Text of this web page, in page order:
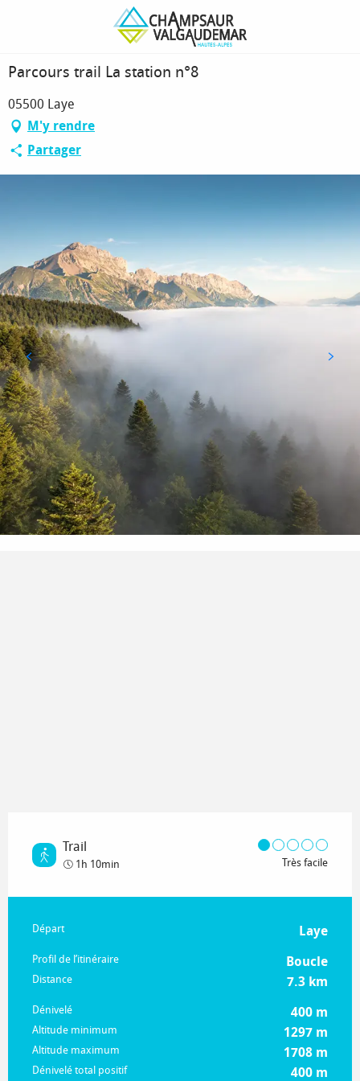
principal
Parcours trail La station n°8
Parcours trail La station n°8
05500 Laye
M'y rendre
Partager
Trail
1h 10min Très facile
Informations pratiques
Départ Laye
Profil de l’itinéraire Boucle
Distance 7.3 km
Dénivelé 400 m
Altitude minimum 1297 m
Altitude maximum 1708 m
Dénivelé total positif 400 m